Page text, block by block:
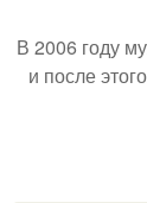
В 2006 году
и после